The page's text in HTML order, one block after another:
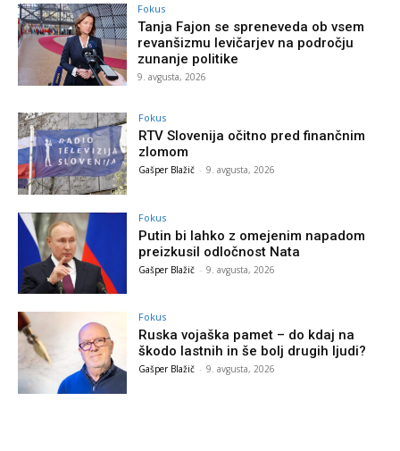
Fokus
Tanja Fajon se spreneveda ob vsem
revanšizmu levičarjev na področju
zunanje politike
9. avgusta, 2026
Fokus
RTV Slovenija očitno pred finančnim
zlomom
Gašper Blažič - 9. avgusta, 2026
Fokus
Putin bi lahko z omejenim napadom
preizkusil odločnost Nata
Gašper Blažič - 9. avgusta, 2026
Fokus
Ruska vojaška pamet – do kdaj na
škodo lastnih in še bolj drugih ljudi?
Gašper Blažič - 9. avgusta, 2026